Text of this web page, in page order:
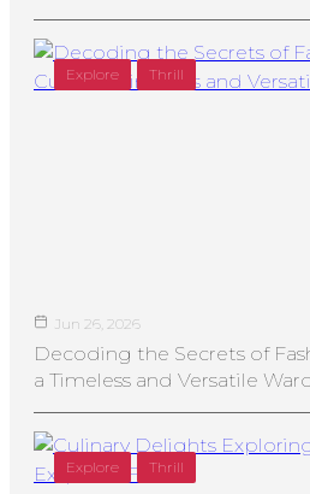
Explore Thrill
Jun 26, 2026
Decoding the Secrets of
a Timeless and Versatile
Explore Thrill